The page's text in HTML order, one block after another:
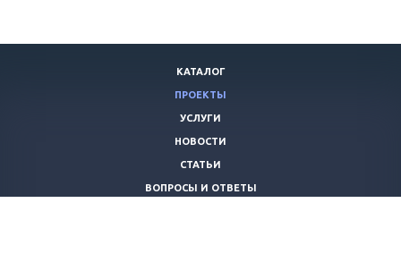
КАТАЛОГ
ПРОЕКТЫ
УСЛУГИ
НОВОСТИ
СТАТЬИ
ВОПРОСЫ И ОТВЕТЫ